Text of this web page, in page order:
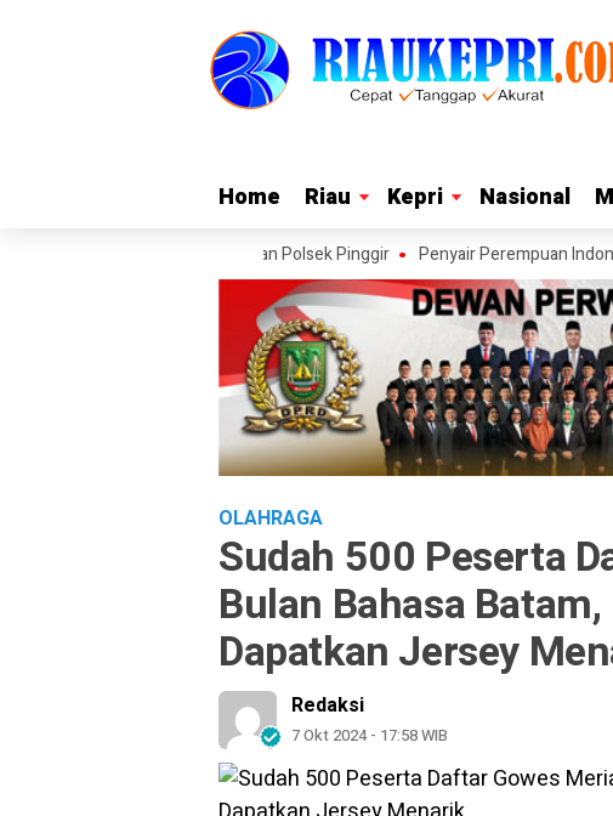
Home Riau Kepri Nasional
Home Riau Kepri Nasional
MBG, Dua Pria Diamankan Polsek Pinggir Penyair Perempuan Indonesia
OLAHRAGA
Sudah 500 Peserta
Bulan Bahasa
Dapatkan Jersey
Redaksi
7 Okt 2024 - 17:58 WIB